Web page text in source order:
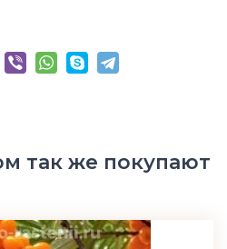
так же покупают